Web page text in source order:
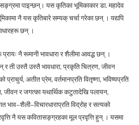
पाइन्छन्। यस कृतिका भूमिकाकार डा. महादेव
नै यस कृतिबारे सम्यक् चर्चा गरेका छन् । यद्यपि
छन् ।
नै रूमानी भावधारा र शैलीमा आवद्ध छन् ।
र ती उस्तै उस्तै भावधारा, प्रकृति चित्रण, जीवन
अतीत प्रेम, वर्तमानप्रति वितृष्णा, भविष्यप्रति
जीवन र जगत्का यथार्थिक कटुतादेखि पलायन,
भाव–शैली–विचारधाराप्रति विद्रोह र सत्यको
नै यस कवितासङ्ग्रहका मूल प्रवृत्ति हुन् । यसमा